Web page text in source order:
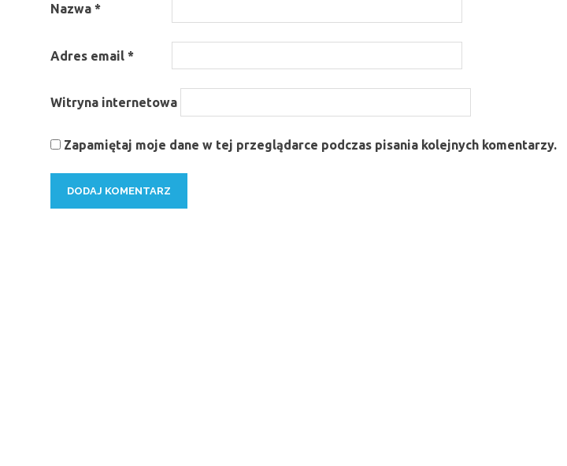
Nazwa *
Adres email *
Witryna internetowa
Zapamiętaj moje dane w tej przeglądarce podczas pisania kolejnych komentarzy.